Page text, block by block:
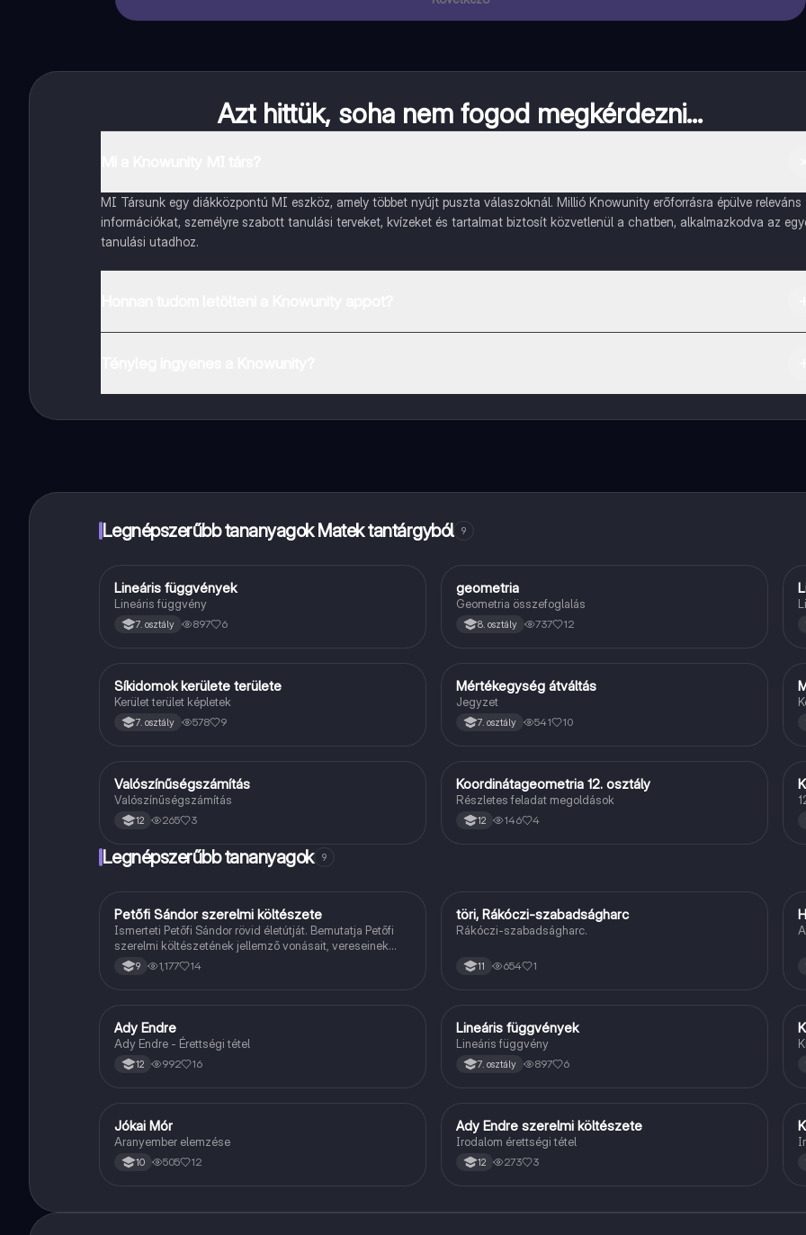
Azt hittük, soha nem fogod megkérdezni...
MI Társunk egy diákközpontú MI eszköz, amely többet nyújt puszta válaszoknál. Millió Knowunity erőforrásra épülve releváns
információkat, személyre szabott tanulási terveket, kvízeket és tartalmat biztosít közvetlenül a chatben, alkalmazkodva az
tanulási utadhoz.
a kezed ügyében.
Legnépszerűbb tananyagok Matek tantárgyból 9
Matek
Lineáris függvények
Lineáris függvény
7. osztály 897 6
Matek
geometria
Geometria összefoglalás
8. osztály 737 12
Matek
Síkidomok kerülete területe
Kerület terület képletek
7. osztály 578 9
Matek
Mértékegység átváltás
Jegyzet
7. osztály 541 10
Matek
Valószínűségszámítás
Valószínűségszámítás
12 265 3
Matek
Koordinátageometria 12. osztály
Részletes feladat megoldások
12 146 4
Legnépszerűbb tananyagok 9
Magyar
Petőfi Sándor szerelmi költészete
Ismerteti Petőfi Sándor rövid életútját. Bemutatja Petőfi
szerelmi költészetének jellemző vonásait, vereseinek
ihletőit és külön kitér a hitvesi költészetére.
9 1,177 14
Töri
töri, Rákóczi-szabadságharc
Rákóczi-szabadságharc.
11 654 1
Magyar
Ady Endre
Ady Endre - Érettségi tétel
12 992 16
Matek
Lineáris függvények
Lineáris függvény
7. osztály 897 6
Magyar
Jókai Mór
Aranyember elemzése
10 505 12
Magyar
Ady Endre szerelmi költészete
Irodalom érettségi tétel
12 273 3